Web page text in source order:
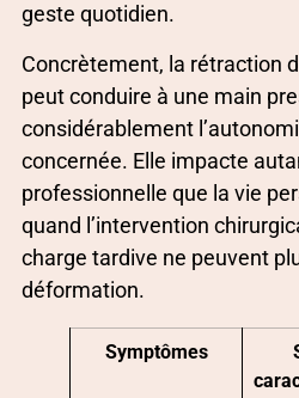
geste quotidien.
Concrètement, la rétraction
peut conduire à une main
considérablement
concernée. Elle impacte
professionnelle que la vie
quand l’intervention
charge tardive ne peuvent
déformation.
Symptômes